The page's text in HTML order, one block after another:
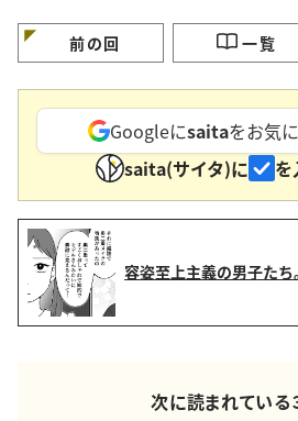
漫画＞
前の回 一覧
Googleにsaitaをお気
saita(サイタ)に
を
容姿至上主義の男子た
次に読まれている